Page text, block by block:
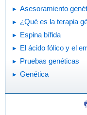
Asesoramiento
¿Qué es la terapia
Espina bífida
El ácido fólico y el
Pruebas genéticas
Genética